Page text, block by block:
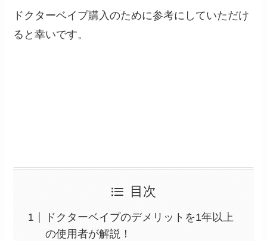
ドクターベイプ購入のために参考にしていただけ
ると幸いです。
目次
ドクターベイプのデメリットを1年以上
の使用者が解説！